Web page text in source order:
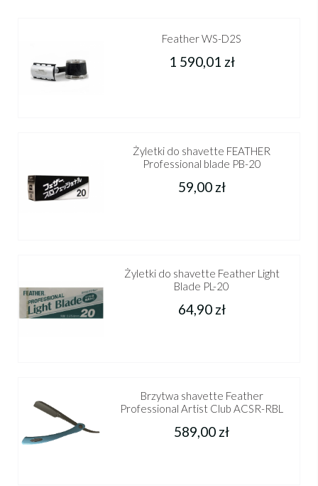
Feather WS-D2S
1 590,01 zł
Żyletki do shavette FEATHER
Professional blade PB-20
59,00 zł
Żyletki do shavette Feather Light
Blade PL-20
64,90 zł
Brzytwa shavette Feather
Professional Artist Club ACSR-RBL
589,00 zł